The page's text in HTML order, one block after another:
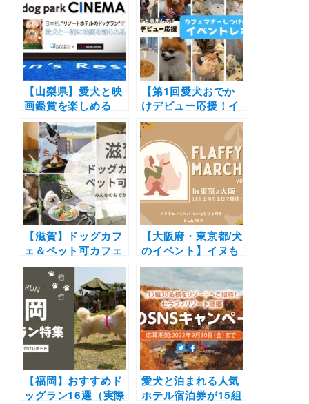
「dog park」が誕
生！各ホテルごとに
異なるデザイン＆コ
ンセプトのフォトブ
ースも新設
ーアルが決定！サイ
ズ別ランを設置！フ
ォトジェニックな写
真が撮影できるスポ
ットも♩
【山梨県】愛犬と映
画鑑賞を楽しめる
「dog park
CINEMA」が
「Wan’s Resort 山
中湖」にて9月9日開
催！dog park無料開
放＆プロカメラマン
のフォトサービスも
【第1回愛犬おでか
けデビュー応援！イ
ベントレポ】カフェ
マナーのポイント・
基本のしつけ・マナ
ーウェアの履かせ方
をみんなで楽しく学
びました
【滋賀】ドッグカフ
ェ＆ペット可カフェ
22選 | 琵琶湖が見え
るカフェやドッグラ
ン付きのカフェなど
実際の愛犬とのおで
かけレポートを紹
介！
【大阪府・東京都/犬
のイベント】イヌも
ヒトも一緒に楽しめ
るマルシェイベン
ト！犬種＆特徴別オ
フ会・プロのカメラ
マンによる撮影会も
開催！「FLAFFY
Marche vol.2」
（大阪梅田 HERBIS
広場・渋谷区立北谷
公園）
【福岡】おすすめド
ッグラン16選（実際
愛犬と泊まれる人気
ホテル宿泊券が15組